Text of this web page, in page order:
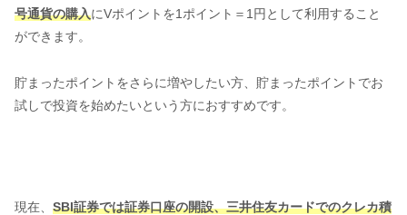
号通貨の購入にVポイントを1ポイント＝1円として利用すること
ができます。
貯まったポイントをさらに増やしたい方、貯まったポイントでお
試しで投資を始めたいという方におすすめです。
現在、 SBI証券では証券口座の開設、三井住友カードでのクレカ積